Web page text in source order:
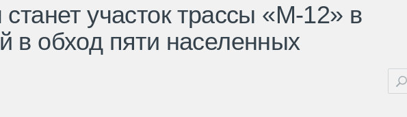
участок трассы «М-12» в
в обход пяти населенных